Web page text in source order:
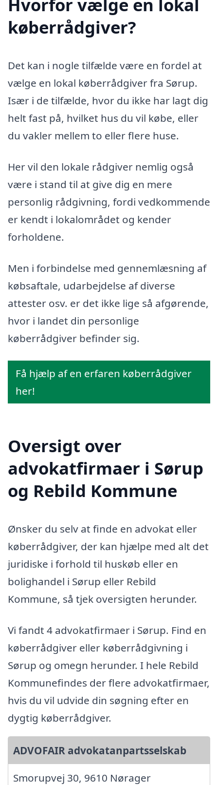
Hvorfor vælge en lokal
køberrådgiver?
Det kan i nogle tilfælde være en fordel at
vælge en lokal køberrådgiver fra Sørup.
Især i de tilfælde, hvor du ikke har lagt dig
helt fast på, hvilket hus du vil købe, eller
du vakler mellem to eller flere huse.
Her vil den lokale rådgiver nemlig også
være i stand til at give dig en mere
personlig rådgivning, fordi vedkommende
er kendt i lokalområdet og kender
forholdene.
Men i forbindelse med gennemlæsning af
købsaftale, udarbejdelse af diverse
attester osv. er det ikke lige så afgørende,
hvor i landet din personlige
køberrådgiver befinder sig.
Få hjælp af en erfaren køberrådgiver
her!
Oversigt over
advokatfirmaer i Sørup
og Rebild Kommune
Ønsker du selv at finde en advokat eller
køberrådgiver, der kan hjælpe med alt det
juridiske i forhold til huskøb eller en
bolighandel i Sørup eller Rebild
Kommune, så tjek oversigten herunder.
Vi fandt 4 advokatfirmaer i Sørup. Find en
køberrådgiver eller køberrådgivning i
Sørup og omegn herunder. I hele Rebild
Kommunefindes der flere advokatfirmaer,
hvis du vil udvide din søgning efter en
dygtig køberrådgiver.
ADVOFAIR advokatanpartsselskab
Smorupvej 30, 9610 Nørager